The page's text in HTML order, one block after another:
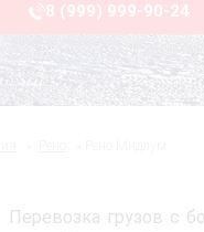
8 (999) 999-90-24
Перевозка грузов с